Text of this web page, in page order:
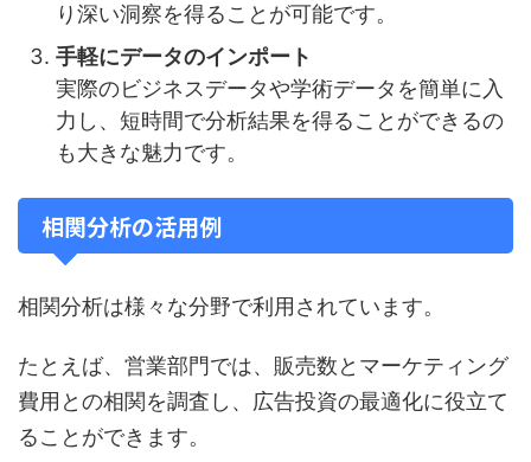
り深い洞察を得ることが可能です。
手軽にデータのインポート
実際のビジネスデータや学術データを簡単に入
力し、短時間で分析結果を得ることができるの
も大きな魅力です。
相関分析の活用例
相関分析は様々な分野で利用されています。
たとえば、営業部門では、販売数とマーケティング
費用との相関を調査し、広告投資の最適化に役立て
ることができます。